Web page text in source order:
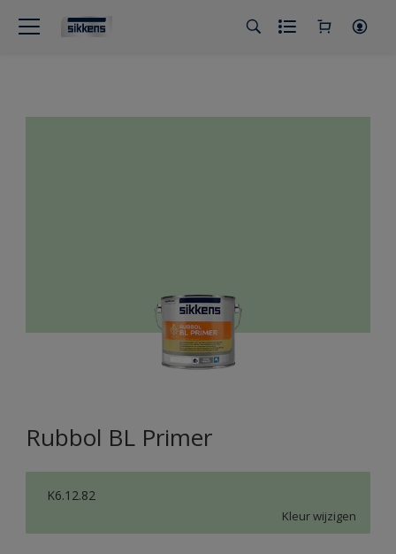
Rubbol BL Primer
K6.12.82
Kleur wijzigen